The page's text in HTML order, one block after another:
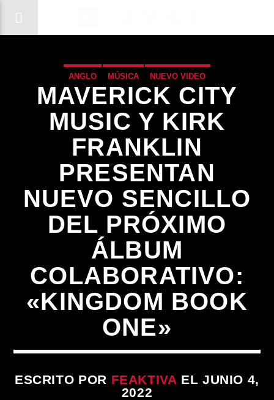
CANCIÓN ACTUAL
TÍTULO
ARTISTA
ANGLO MÚSICA NUEVO VIDEO
MAVERICK CITY
MUSIC Y KIRK
FRANKLIN
PRESENTAN
NUEVO SENCILLO
DEL PRÓXIMO
ÁLBUM
COLABORATIVO:
«KINGDOM BOOK
ONE»
ESCRITO POR FEAKTIVA EL JUNIO 4,
2022